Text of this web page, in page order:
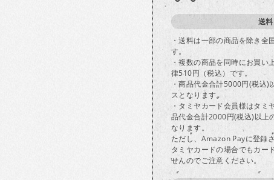
送料
・送料は一部の商品を除き全
す。
・複数の商品を同時にお買い
律510円（税込）です。
・商品代金合計5000円(税込)
スとなります。
・タミヤカード会員様はタミ
品代金合計2000円(税込)以上
なります。
ただし、Amazon Payに登録
タミヤカードの場合でもカー
せんのでご注意ください。